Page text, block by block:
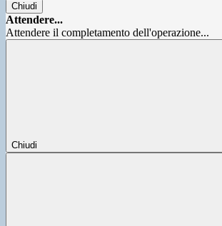
Chiudi
Attendere...
Attendere il completamento dell'operazione...
Chiudi